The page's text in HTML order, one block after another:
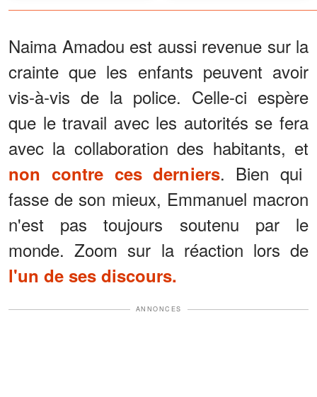
pardon »
Naima Amadou est aussi revenue sur la
crainte que les enfants peuvent avoir
vis-à-vis de la police. Celle-ci espère
que le travail avec les autorités se fera
avec la collaboration des habitants, et
non contre ces derniers. Bien qui
fasse de son mieux, Emmanuel macron
n'est pas toujours soutenu par le
monde. Zoom sur la réaction lors de
l'un de ses discours.
ANNONCES